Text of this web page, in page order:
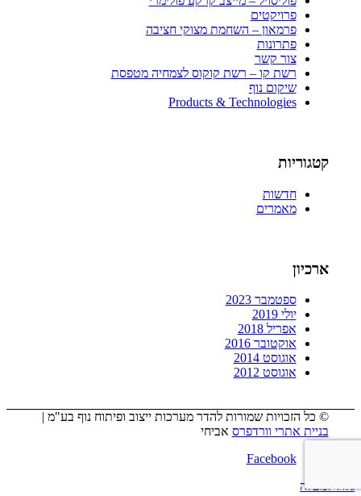
פרויקטים
פרמאון – השחמת מצוקי חציבה
פתרונות
צור קשר
רשת קו – רשת קוקוס לצמחיה מטפסת
שיקום נוף
Products & Technologies
קטגוריות
חדשות
מאמרים
ארכיון
ספטמבר 2023
יולי 2019
אפריל 2018
אוקטובר 2016
אוגוסט 2014
אוגוסט 2012
© כל הזכויות שמורות להדר מערכות ייצוב ופיתוח נוף בע"מ |
בניית אתרי וורדפרס אביחי
Facebook
גלול למעלה